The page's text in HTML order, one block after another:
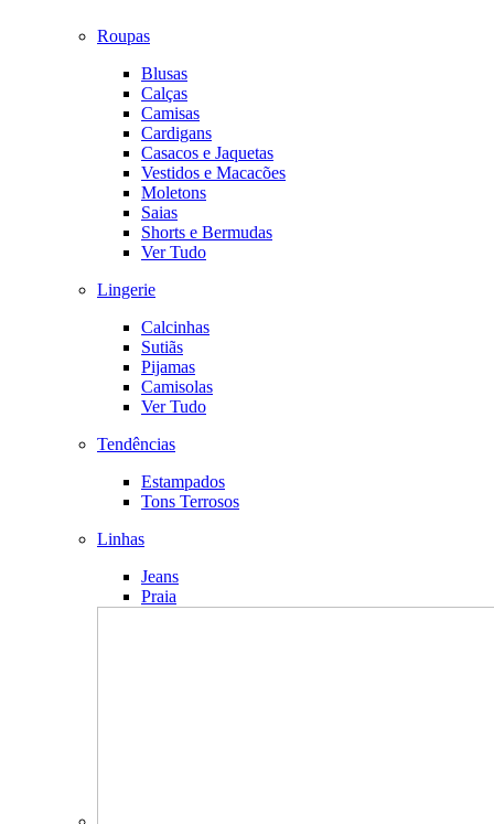
Roupas
Blusas
Calças
Camisas
Cardigans
Casacos e Jaquetas
Vestidos e Macacões
Moletons
Saias
Shorts e Bermudas
Ver Tudo
Lingerie
Calcinhas
Sutiãs
Pijamas
Camisolas
Ver Tudo
Tendências
Estampados
Tons Terrosos
Linhas
Jeans
Praia